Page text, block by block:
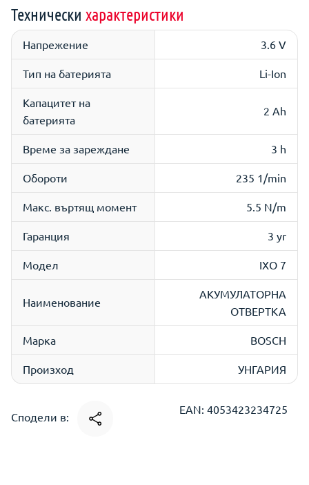
Технически характеристики
Напрежение 3.6 V
Тип на батерията Li-Ion
Капацитет на
батерията
2 Ah
Време за зареждане 3 h
Обороти 235 1/min
Макс. въртящ момент 5.5 N/m
Гаранция 3 yr
Модел IXO 7
Наименование
АКУМУЛАТОРНА
ОТВЕРТКА
Марка BOSCH
Произход УНГАРИЯ
Сподели в:
EAN: 4053423234725